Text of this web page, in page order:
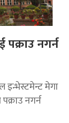
नगर्न
इन्भेस्टमेन्ट मेगा
नगर्न